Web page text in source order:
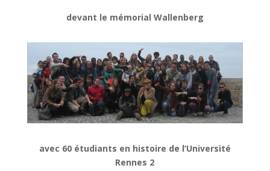
devant le mémorial Wallenberg
avec 60 étudiants en histoire de l’Université
Rennes 2